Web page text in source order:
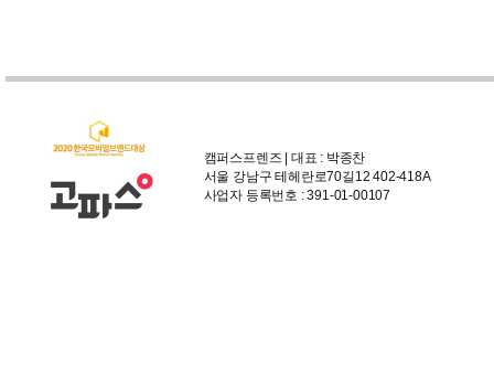
캠퍼스프렌즈 | 대표 : 박종찬
서울 강남구 테헤란로70길12 402-418A
사업자 등록번호 : 391-01-00107